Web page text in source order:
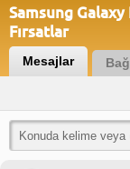
Samsung
Fırsatlar
Mesajlar